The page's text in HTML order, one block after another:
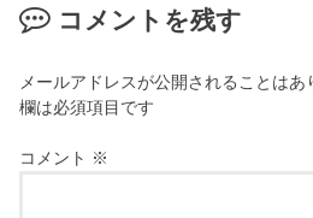
コメントを残す
メールアドレスが公開されることはあ
欄は必須項目です
コメント ※